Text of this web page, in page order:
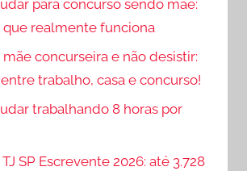
para concurso sendo mãe:
realmente funciona
concurseira e não desistir:
trabalho, casa e concurso!
trabalhando 8 horas por
SP Escrevente 2026: até 3.728